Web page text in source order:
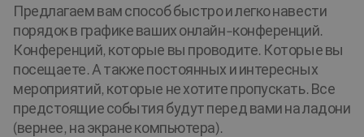
Предлагаем вам способ быстро и легко навести
порядок в графике ваших онлайн-конференций.
Конференций, которые вы проводите. Которые вы
посещаете. А также постоянных и интересных
мероприятий, которые не хотите пропускать. Все
предстоящие события будут перед вами на ладони
(вернее, на экране компьютера).